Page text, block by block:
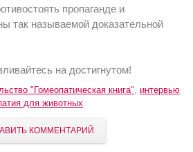
пропаганде и
так называемой доказательной
на достигнутом!
"Гомеопатическая книга", интервью
для животных
КОММЕНТАРИЙ